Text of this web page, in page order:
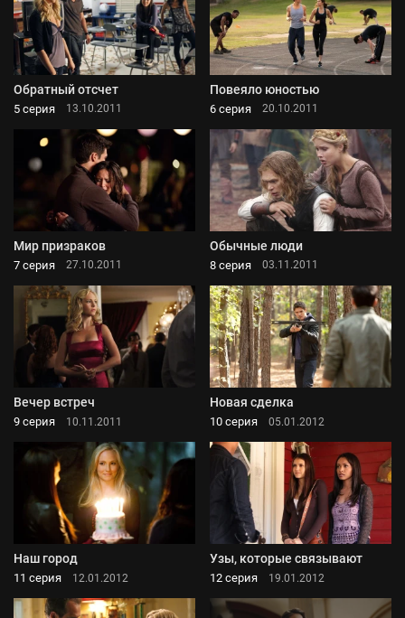
Обратный отсчет
5 серия 13.10.2011
Повеяло юностью
6 серия 20.10.2011
Мир призраков
7 серия 27.10.2011
Обычные люди
8 серия 03.11.2011
Вечер встреч
9 серия 10.11.2011
Новая сделка
10 серия 05.01.2012
Наш город
11 серия 12.01.2012
Узы, которые связывают
12 серия 19.01.2012